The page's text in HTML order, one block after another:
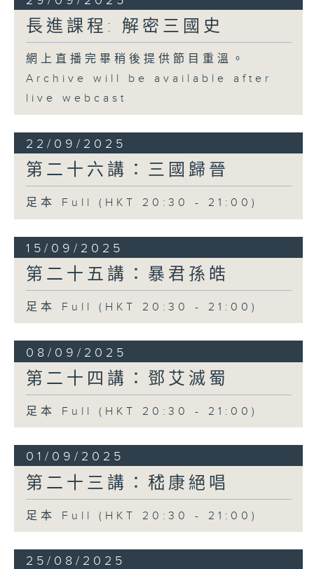
長進課程: 解密三國史
網上直播完畢稍後提供節目重溫。
Archive will be available after
live webcast
22/09/2025
第二十六講：三國歸晉
足本 Full (HKT 20:30 - 21:00)
15/09/2025
第二十五講：暴君孫皓
足本 Full (HKT 20:30 - 21:00)
08/09/2025
第二十四講：鄧艾滅蜀
足本 Full (HKT 20:30 - 21:00)
01/09/2025
第二十三講：嵇康絕唱
足本 Full (HKT 20:30 - 21:00)
25/08/2025